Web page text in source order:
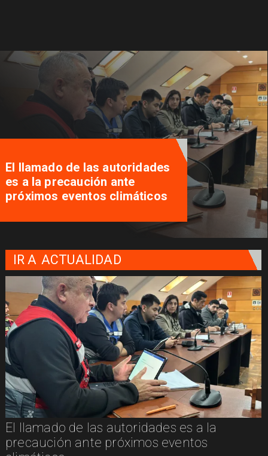
El llamado de las autoridades
es a la precaución ante
próximos eventos climáticos
IR A ACTUALIDAD
El llamado de las autoridades es a la
precaución ante próximos eventos